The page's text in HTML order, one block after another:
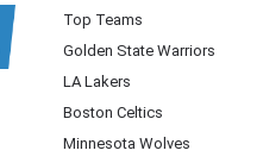
Top Teams
Golden State Warriors
LA Lakers
Boston Celtics
Minnesota Wolves